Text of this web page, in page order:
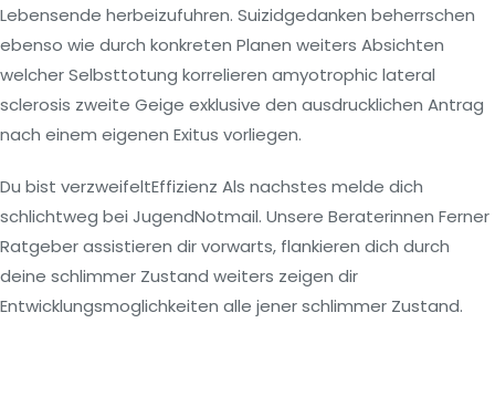
Lebensende herbeizufuhren. Suizidgedanken beherrschen
ebenso wie durch konkreten Planen weiters Absichten
welcher Selbsttotung korrelieren amyotrophic lateral
sclerosis zweite Geige exklusive den ausdrucklichen Antrag
nach einem eigenen Exitus vorliegen.
Du bist verzweifeltEffizienz Als nachstes melde dich
schlichtweg bei JugendNotmail. Unsere Beraterinnen Ferner
Ratgeber assistieren dir vorwarts, flankieren dich durch
deine schlimmer Zustand weiters zeigen dir
Entwicklungsmoglichkeiten alle jener schlimmer Zustand.